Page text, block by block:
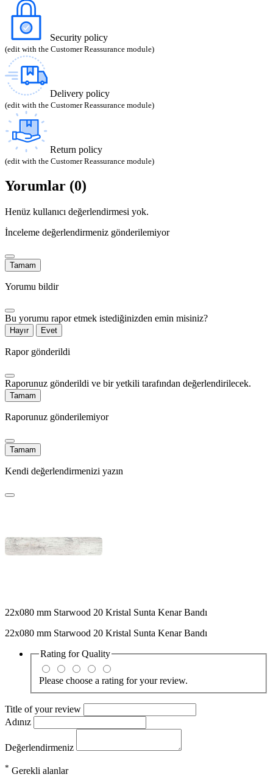
Security policy
(edit with the Customer Reassurance module)
Delivery policy
(edit with the Customer Reassurance module)
Return policy
(edit with the Customer Reassurance module)
Yorumlar (0)
Henüz kullanıcı değerlendirmesi yok.
İnceleme değerlendirmeniz gönderilemiyor
Tamam
Yorumu bildir
Bu yorumu rapor etmek istediğinizden emin misiniz?
Hayır Evet
Rapor gönderildi
Raporunuz gönderildi ve bir yetkili tarafından değerlendirilecek.
Tamam
Raporunuz gönderilemiyor
Tamam
Kendi değerlendirmenizi yazın
22x080 mm Starwood 20 Kristal Sunta Kenar Bandı
22x080 mm Starwood 20 Kristal Sunta Kenar Bandı
Rating forQuality
Please choose a rating for your review.
Title of your review
Adınız
Değerlendirmeniz
* Gerekli alanlar